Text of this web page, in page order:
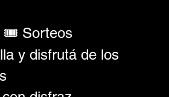
🎟️ Sorteos
y disfrutá de los